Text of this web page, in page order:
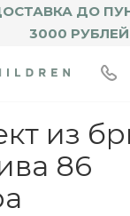
ДО
3000 РУБЛЕЙ
из
86